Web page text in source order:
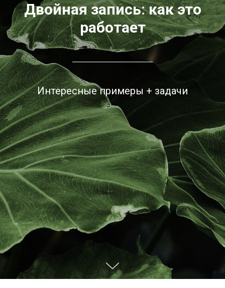
Двойная запись: как это
работает
Интересные примеры + задачи